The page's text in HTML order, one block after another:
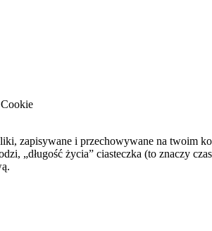
Cookie
zapisywane i przechowywane na twoim
„długość życia” ciasteczka (to znaczy